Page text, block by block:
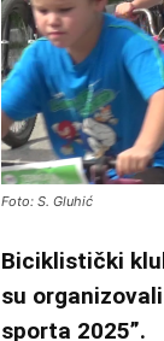
Foto: S. Gluhić
Biciklistički
su
sporta 2025”.